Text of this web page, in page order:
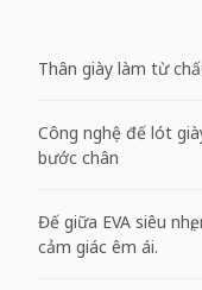
Thân giày làm từ
Công nghệ đế lót
bước chân
Đế giữa EVA siêu
cảm giác êm ái.